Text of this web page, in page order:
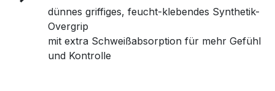
dünnes griffiges, feucht-klebendes Synthetik-
Overgrip
mit extra Schweißabsorption für mehr Gefühl
und Kontrolle